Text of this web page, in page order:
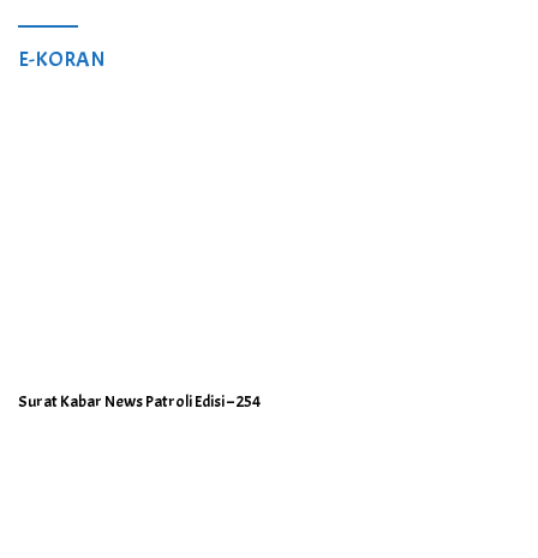
E-KORAN
Surat Kabar News Patroli Edisi – 254